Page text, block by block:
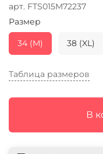
арт. FTS015M72237
Таблица размеров
В
Размер
34 (M) 38 (XL)